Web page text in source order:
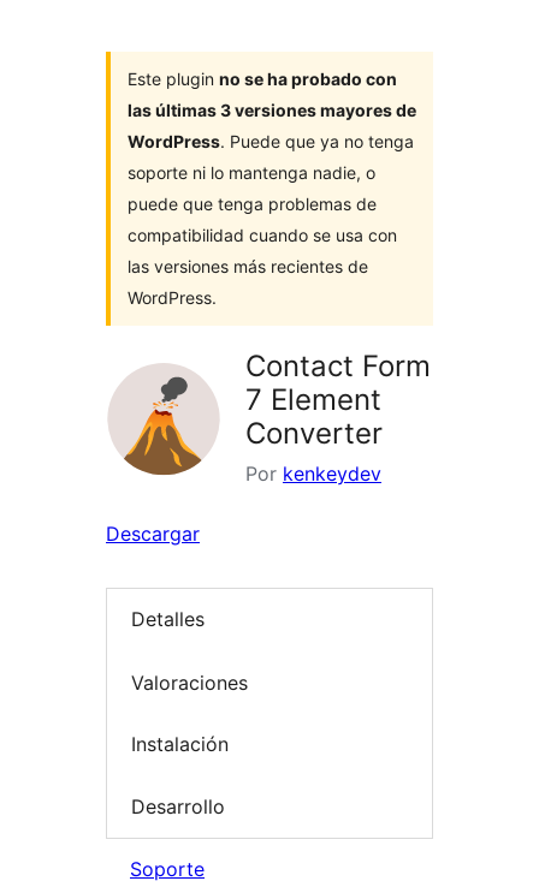
Este plugin no se ha probado con
las últimas 3 versiones mayores de
WordPress. Puede que ya no tenga
soporte ni lo mantenga nadie, o
puede que tenga problemas de
compatibilidad cuando se usa con
las versiones más recientes de
WordPress.
Contact Form
7 Element
Converter
Por kenkeydev
Descargar
Detalles
Valoraciones
Instalación
Desarrollo
Soporte